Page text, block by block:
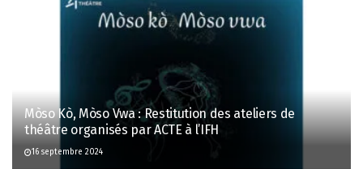
Mòso Kò, Mòso Vwa : Restitution des ateliers de
théâtre organisés par ACTE à l’IFH
16 septembre 2024